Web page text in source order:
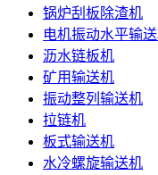
锅炉刮板除渣机
电机振动水平输
沥水链板机
矿用输送机
振动整列输送机
拉链机
板式输送机
水冷螺旋输送机